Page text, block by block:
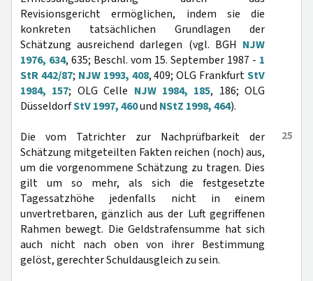
Revisionsgericht ermöglichen, indem sie die
konkreten tatsächlichen Grundlagen der
Schätzung ausreichend darlegen (vgl. BGH NJW
1976, 634, 635; Beschl. vom 15. September 1987 - 1
StR 442/87; NJW 1993, 408, 409; OLG FrankfurtStV
1984, 157; OLG Celle NJW 1984, 185, 186; OLG
DüsseldorfStV 1997, 460und NStZ 1998, 464).
25
Die vom Tatrichter zur Nachprüfbarkeit der
Schätzung mitgeteilten Fakten reichen (noch) aus,
um die vorgenommene Schätzung zu tragen. Dies
gilt um so mehr, als sich die festgesetzte
Tagessatzhöhe jedenfalls nicht in einem
unvertretbaren, gänzlich aus der Luft gegriffenen
Rahmen bewegt. Die Geldstrafensumme hat sich
auch nicht nach oben von ihrer Bestimmung
gelöst, gerechter Schuldausgleich zu sein.